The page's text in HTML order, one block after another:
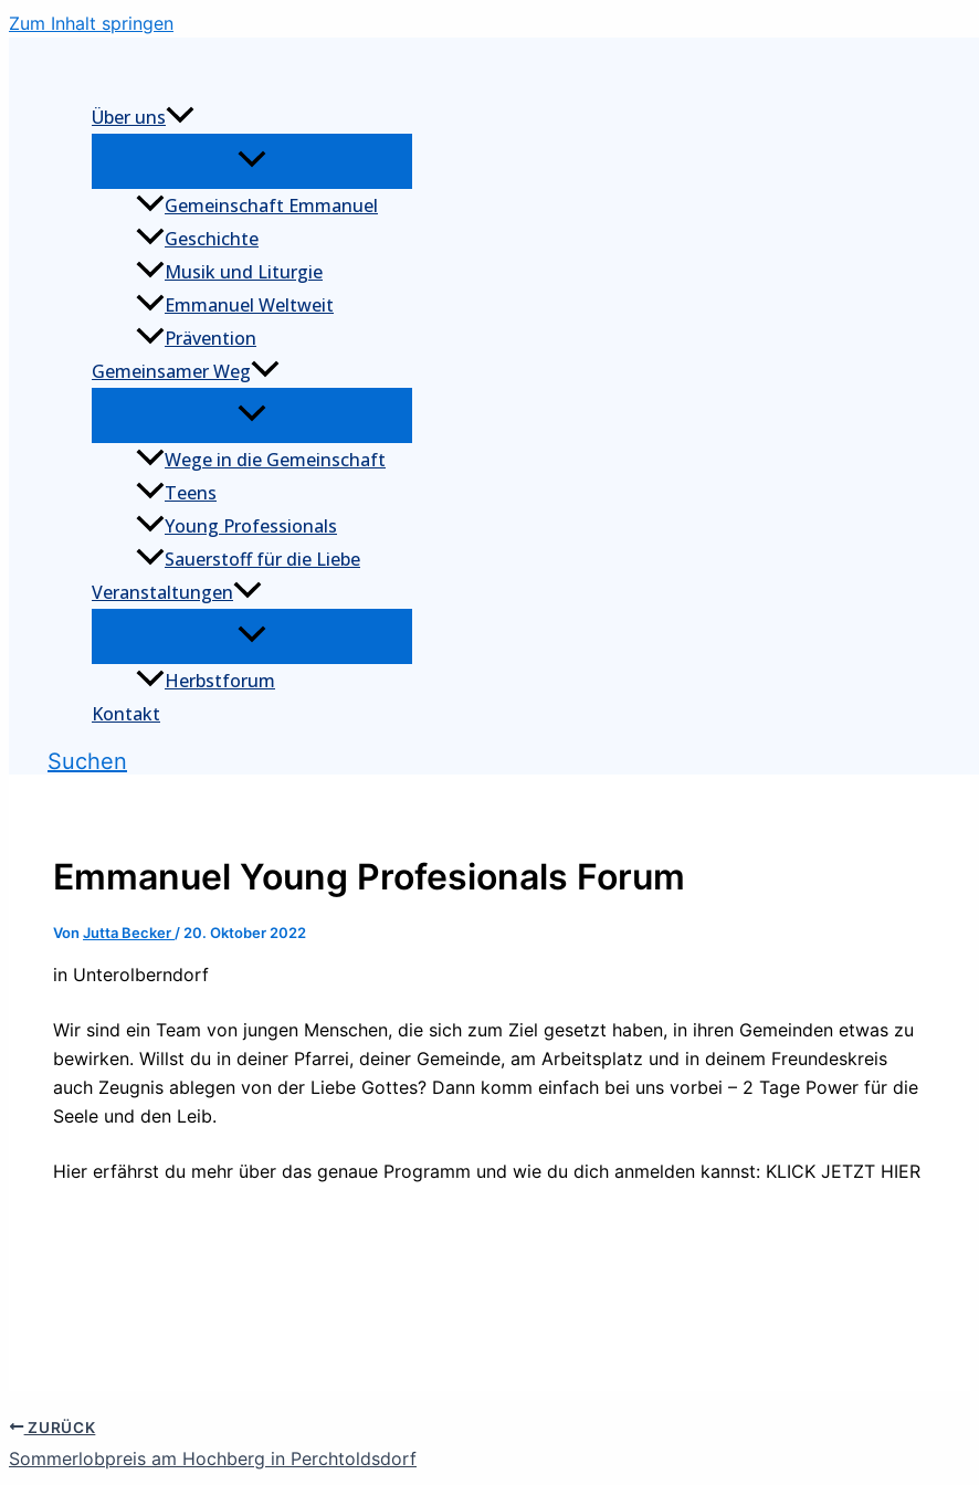
Zum Inhalt springen
Über uns
Gemeinschaft Emmanuel
Geschichte
Musik und Liturgie
Emmanuel Weltweit
Prävention
Gemeinsamer Weg
Wege in die Gemeinschaft
Teens
Young Professionals
Sauerstoff für die Liebe
Veranstaltungen
Herbstforum
Kontakt
Suchen
Emmanuel Young Profesionals Forum
Von Jutta Becker / 20. Oktober 2022
in Unterolberndorf
Wir sind ein Team von jungen Menschen, die sich zum Ziel gesetzt haben, in ihren Gemeinden etwas zu
bewirken. Willst du in deiner Pfarrei, deiner Gemeinde, am Arbeitsplatz und in deinem Freundeskreis
auch Zeugnis ablegen von der Liebe Gottes? Dann komm einfach bei uns vorbei – 2 Tage Power für die
Seele und den Leib.
Hier erfährst du mehr über das genaue Programm und wie du dich anmelden kannst: KLICK JETZT HIER
ZURÜCK
Sommerlobpreis am Hochberg in Perchtoldsdorf